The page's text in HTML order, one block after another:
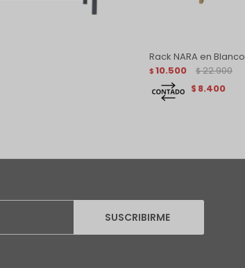
Rack NARA en Blanco
$ 10.500 $ 22.900
$ 8.400
SUSCRIBIRME